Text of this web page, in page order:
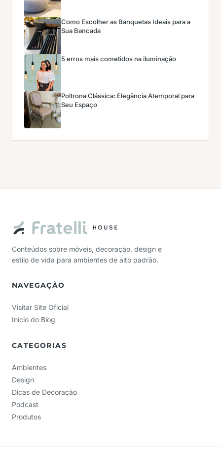
Como Escolher as Banquetas Ideais para a
Sua Bancada
5 erros mais cometidos na iluminação
Poltrona Clássica: Elegância Atemporal para
Seu Espaço
Conteúdos sobre móveis, decoração, design e
estilo de vida para ambientes de alto padrão.
NAVEGAÇÃO
Visitar Site Oficial
Início do Blog
CATEGORIAS
Ambientes
Design
Dicas de Decoração
Podcast
Produtos